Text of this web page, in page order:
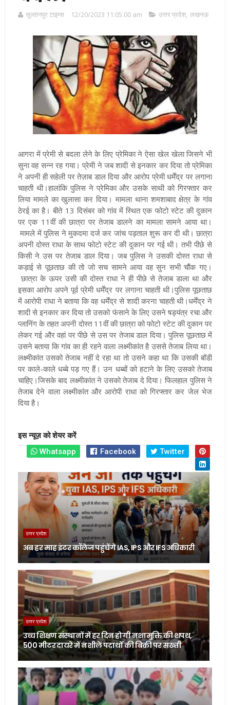
सुल्तानपुर टाइम्स 12/20/2023 11:05:00 am उत्तर प्रदेश, लखनऊ
आगरा में प्रेमी से बदला लेने के लिए प्रेमिका ने ऐसा खेल खेला जिसने भी
सुना वह सन्न रह गया। प्रेमी ने जब शादी से इनकार कर दिया तो प्रेमिका
ने अपनी ही सहेली पर तेज़ाब डाल दिया और आरोप प्रेमी धर्मेंद्र पर लगाना
चाहती थी।हालांकि पुलिस ने प्रेमिका और उसके साथी को गिरफ्तार कर
लिया मामले का खुलासा कर दिया। मामला थाना शमशाबाद क्षेत्र के गांव
ठेरई का है। बीते 13 दिसंबर को गांव में स्थित एक फोटो स्टेट की दुकान
पर एक 11वीं की छात्रा पर तेजाब डालने का मामला सामने आया था।
मामले में पुलिस ने मुकदमा दर्ज कर जांच पड़ताल शुरू कर दी थी। छात्रा
अपनी दोस्त राधा के साथ फोटो स्टेट की दुकान पर गई थी। तभी पीछे से
किसी ने उस पर तेजाब डाल दिया। जब पुलिस ने उसकी दोस्त राधा से
कड़ाई से पूछताछ की तो जो सच सामने आया वह सुन सभी चौंक गए।
छात्रा के ऊपर उसी की दोस्त राधा ने ही पीछे से तेजाब डाला था और
इसका आरोप अपने पूर्व प्रेमी धर्मेंद्र पर लगाना चाहती थी।पुलिस पूछताछ
में आरोपी राधा ने बताया कि वह धर्मेंद्र से शादी करना चाहती थी।धर्मेंद्र ने
शादी से इनकार कर दिया तो उसको फंसाने के लिए उसने षड्यंत्र रचा और
प्लानिंग के तहत अपनी दोस्त 11वीं की छात्रा को फोटो स्टेट की दुकान पर
लेकर गई और वहां पर पीछे से उस पर तेजाब डाल दिया। पुलिस पूछताछ में
उसने बताया कि गांव का ही रहने वाला लक्ष्मीकांत है उससे तेजाब लिया था।
लक्ष्मीकांत उसको तेजाब नहीं दे रहा था तो उसने कहा था कि उसकी बॉडी
पर काले-काले धब्बे पड़ गए हैं। उन धब्बों को हटाने के लिए उसको तेजाब
चाहिए।जिसके बाद लक्ष्मीकांत ने उसको तेजाब दे दिया। फिलहाल पुलिस ने
तेजाब देने वाला लक्ष्मीकांत और आरोपी राधा को गिरफ्तार कर जेल भेज
दिया है।
इस न्यूज़ को शेयर करें
Whatsapp
Facebook Twitter
उत्तर प्रदेश
अब हर माह इंटर कॉलेज पहुंचेंगे IAS, IPS और IFS अधिकारी
उत्तर प्रदेश
उच्च शिक्षण संस्थानों में हर दिन होगी नशामुक्ति की शपथ,
500 मीटर दायरे में नशीले पदार्थों की बिक्री पर सख्ती